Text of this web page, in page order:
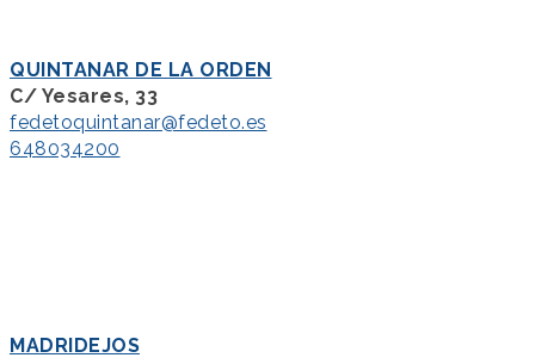
QUINTANAR DE LA ORDEN
C/ Yesares, 33
fedetoquintanar@fedeto.es
648034200
MADRIDEJOS